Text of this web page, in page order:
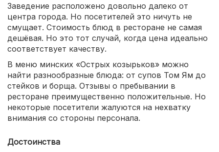
Заведение расположено довольно далеко от
центра города. Но посетителей это ничуть не
смущает. Стоимость блюд в ресторане не самая
дешёвая. Но это тот случай, когда цена идеально
соответствует качеству.
В меню минских «Острых козырьков» можно
найти разнообразные блюда: от супов Том Ям до
стейков и борща. Отзывы о пребывании в
ресторане преимущественно положительные. Но
некоторые посетители жалуются на нехватку
внимания со стороны персонала.
Достоинства